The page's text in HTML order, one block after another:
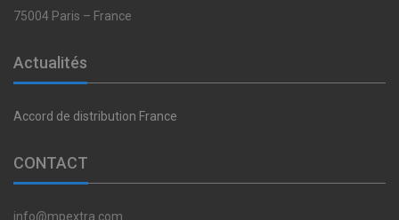
75004 Paris – France
Actualités
Accord de distribution France
CONTACT
info@mpextra.com